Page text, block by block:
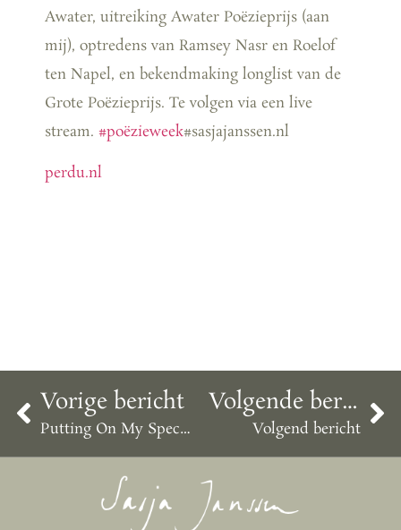
Awater, uitreiking Awater Poëzieprijs (aan
mij), optredens van Ramsey Nasr en Roelof
ten Napel, en bekendmaking longlist van de
Grote Poëzieprijs. Te volgen via een live
stream. #poëzieweek#sasjajanssen.nl
perdu.nl
Vorige bericht
Putting On My Species
Volgende bericht
Volgend bericht